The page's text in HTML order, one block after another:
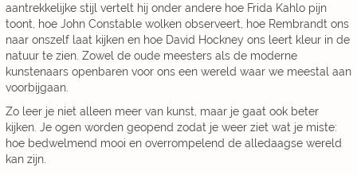
aantrekkelijke stijl vertelt hij onder andere hoe Frida Kahlo pijn
toont, hoe John Constable wolken observeert, hoe Rembrandt ons
naar onszelf laat kijken en hoe David Hockney ons leert kleur in de
natuur te zien. Zowel de oude meesters als de moderne
kunstenaars openbaren voor ons een wereld waar we meestal aan
voorbijgaan.
Zo leer je niet alleen meer van kunst, maar je gaat ook beter
kijken. Je ogen worden geopend zodat je weer ziet wat je miste:
hoe bedwelmend mooi en overrompelend de alledaagse wereld
kan zijn.